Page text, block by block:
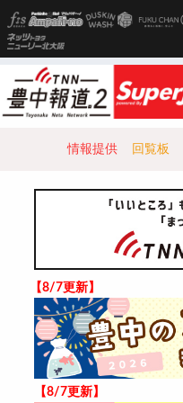
情報提供 回覧板
【8/7更新】
【8/7更新】